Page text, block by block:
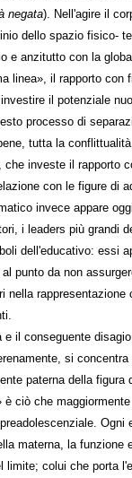
negata). Nell'agire il
dello spazio fisico-
e anzitutto con la
linea», il rapporto con
il potenziale
processo di
tutta la
che investe il rapporto
con le figure di
invece appare
i leaders più grandi
dell'educativo: essi
punto da non
nella
il conseguente
si
paterna della figura
è ciò che
Ogni
materna, la funzione
limite; colui che porta